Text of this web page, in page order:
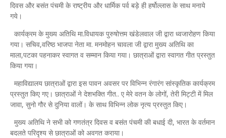
दिवस और बसंत पंचमी के राष्ट्रीय और धार्मिक पर्व बड़े ही हर्षोल्लास के साथ मनाये
गये।
कार्यक्रम के मुख्य अतिथि मा.विधायक पुरुषोत्तम खंडेलवाल जी द्वारा ध्वजारोहण किया
गया। सचिव,वरिष्ठ भाजपा नेता मा. मनमोहन चावला जी द्वारा मुख्य अतिथि का
माला,पटका पहनाकर स्वागत व सम्मान किया गया। छात्राओं द्वारा स्वागत गीत प्रस्तुत
किया गया।
महाविद्यालय छात्राओं द्वारा इस पावन अवसर पर विभिन्न रंगारंग सांस्कृतिक कार्यक्रम
प्रस्तुत किए गए। छात्राओं ने देशभक्ति गीत.. ए मेरे वतन के लोगों, तेरी मिट्टी में मिल
जावा, सुनो गौर से दुनिया वालों। के साथ विभिन्न लोक नृत्य प्रस्तुत किए।
मुख्य अतिथि ने सभी को गणतंत्र दिवस व बसंत पंचमी की बधाई दी, भारत के वर्तमान
बदलते परिदृश्य से छात्राओं को अवगत कराया।